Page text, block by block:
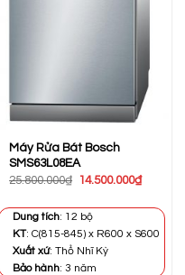
Máy Rửa Bát Bosch
SMS63L08EA
25.800.000₫
Giá
25.800.000₫.
14.500.000₫Giá
Dung tích: 12 bộ
KT: C(815-845) x R600 x S600
Xuất xứ: Thổ Nhĩ Kỳ
Bảo hành: 3 năm